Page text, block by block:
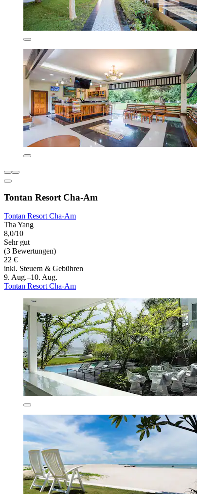
Tontan Resort Cha-Am
Tontan Resort Cha-Am
Tha Yang
8,0/10
Sehr gut
(3 Bewertungen)
22 €
inkl. Steuern & Gebühren
9. Aug.–10. Aug.
Tontan Resort Cha-Am